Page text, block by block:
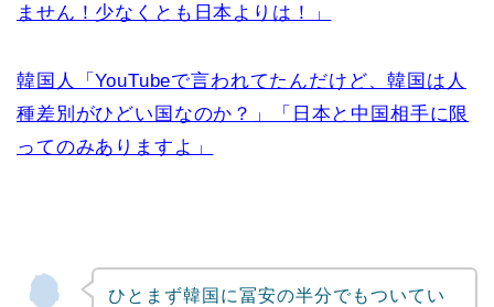
ません！少なくとも日本よりは！」
韓国人「YouTubeで言われてたんだけど、韓国は人
種差別がひどい国なのか？」「日本と中国相手に限
ってのみありますよ」
ひとまず韓国に冨安の半分でもついてい